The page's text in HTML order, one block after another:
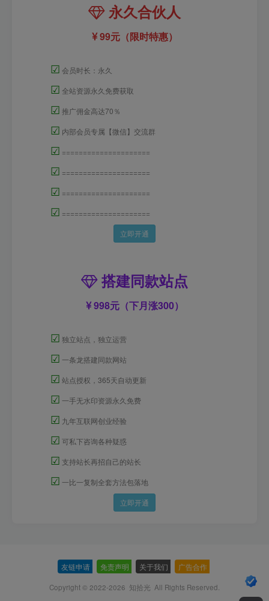
永久合伙人
99元（限时特惠）
☑ 会员时长：永久
☑ 全站资源永久免费获取
☑ 推广佣金高达70％
☑ 内部会员专属【微信】交流群
☑ =====================
☑ =====================
☑ =====================
☑ =====================
立即开通
搭建同款站点
998元（下月涨300）
☑ 独立站点，独立运营
☑ 一条龙搭建同款网站
☑ 站点授权，365天自动更新
☑ 一手无水印资源永久免费
☑ 九年互联网创业经验
☑ 可私下咨询各种疑惑
☑ 支持站长再招自己的站长
☑ 一比一复制全套方法包落地
立即开通
友链申请 免责声明 关于我们 广告合作
Copyright © 2022-2026 知拾光 All Rights Reserved.